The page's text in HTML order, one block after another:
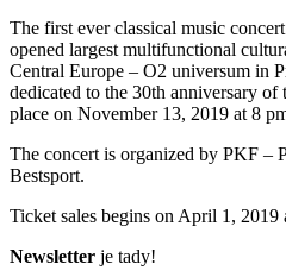
The first ever classical music
opened largest multifunctional
Central Europe – O2 universum in
dedicated to the 30th anniversary
place on November 13, 2019 at 8
The concert is organized by PKF –
Bestsport.
Ticket sales begins on April 1, 2019
Newsletter je tady!